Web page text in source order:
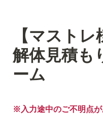
【マストレ
解体見積も
ーム
※入力途中のご不明点が